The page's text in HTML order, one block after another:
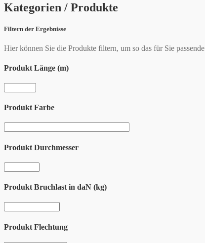
Kategorien / Produkte
Filtern der Ergebnisse
Hier können Sie die Produkte filtern, um so das für Sie
Produkt Länge (m)
Produkt Farbe
Produkt Durchmesser
Produkt Bruchlast in daN (kg)
Produkt Flechtung